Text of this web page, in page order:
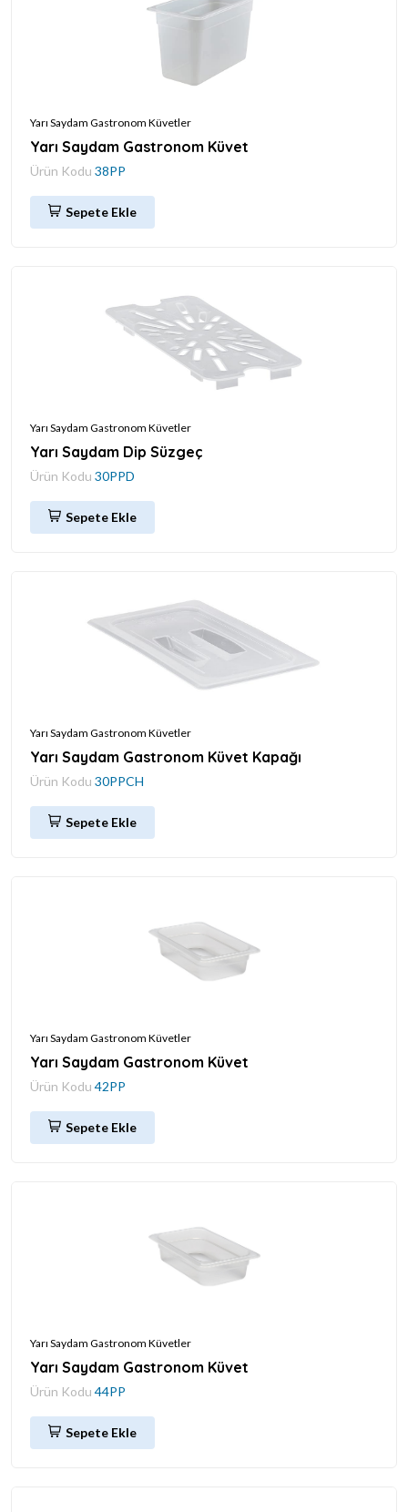
Yarı Saydam Gastronom Küvetler
Yarı Saydam Gastronom Küvet
Ürün Kodu 38PP
Sepete Ekle
Yarı Saydam Gastronom Küvetler
Yarı Saydam Dip Süzgeç
Ürün Kodu 30PPD
Sepete Ekle
Yarı Saydam Gastronom Küvetler
Yarı Saydam Gastronom Küvet Kapağı
Ürün Kodu 30PPCH
Sepete Ekle
Yarı Saydam Gastronom Küvetler
Yarı Saydam Gastronom Küvet
Ürün Kodu 42PP
Sepete Ekle
Yarı Saydam Gastronom Küvetler
Yarı Saydam Gastronom Küvet
Ürün Kodu 44PP
Sepete Ekle